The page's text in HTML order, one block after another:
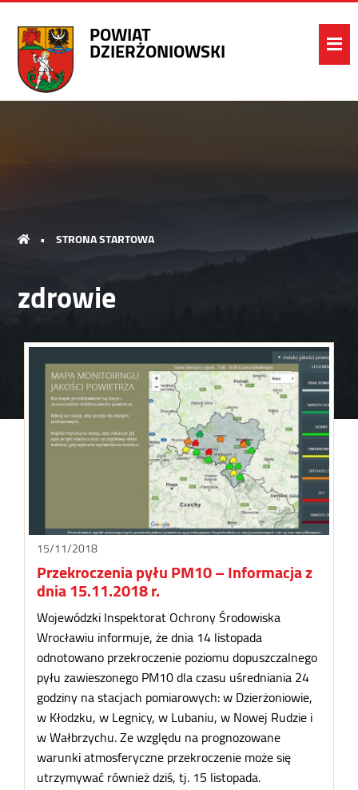
POWIAT
DZIERŻONIOWSKI
• STRONA STARTOWA
zdrowie
15/11/2018
Przekroczenia pyłu PM10 – Informacja z
dnia 15.11.2018 r.
Wojewódzki Inspektorat Ochrony Środowiska
Wrocławiu informuje, że dnia 14 listopada
odnotowano przekroczenie poziomu dopuszczalnego
pyłu zawieszonego PM10 dla czasu uśredniania 24
godziny na stacjach pomiarowych: w Dzierżoniowie,
w Kłodzku, w Legnicy, w Lubaniu, w Nowej Rudzie i
w Wałbrzychu. Ze względu na prognozowane
warunki atmosferyczne przekroczenie może się
utrzymywać również dziś, tj. 15 listopada.